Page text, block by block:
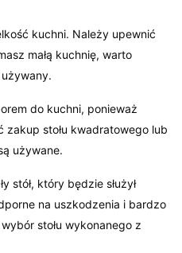
kuchni. Należy upewnić
małą kuchnię, warto
do kuchni, ponieważ
zakup stołu kwadratowego lub
używane.
stół, który będzie służył
na uszkodzenia i bardzo
stołu wykonanego z